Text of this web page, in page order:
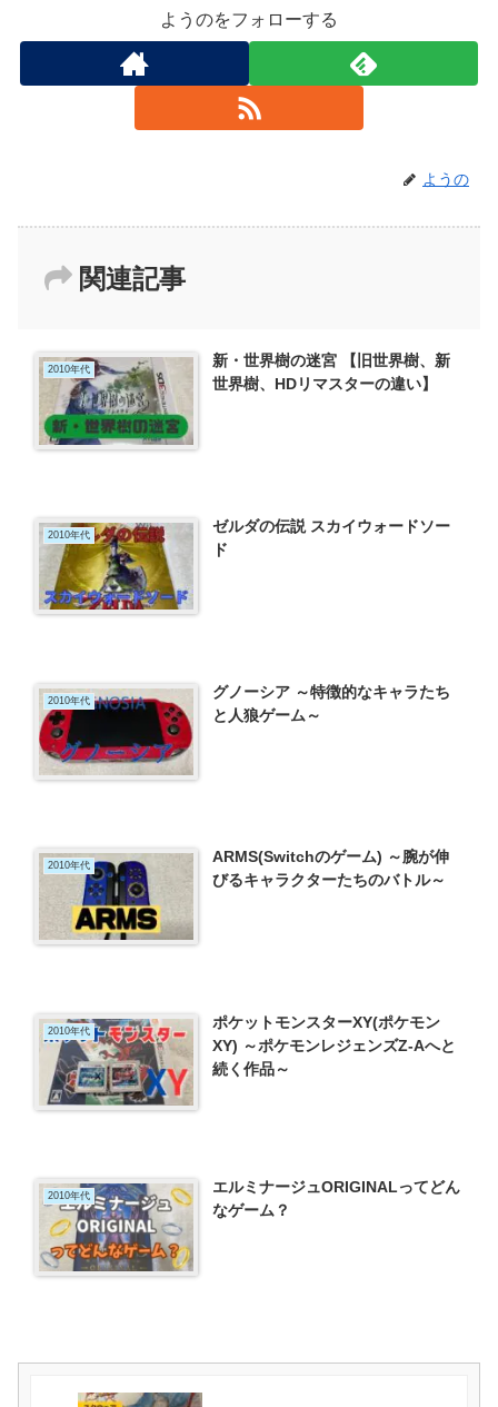
ようのをフォローする
ようの
関連記事
2010年代
新・世界樹の迷宮 【旧世界樹、新
世界樹、HDリマスターの違い】
2010年代
ゼルダの伝説 スカイウォードソー
ド
2010年代
グノーシア ～特徴的なキャラたち
と人狼ゲーム～
2010年代
ARMS(Switchのゲーム) ～腕が伸
びるキャラクターたちのバトル～
2010年代
ポケットモンスターXY(ポケモン
XY) ～ポケモンレジェンズZ-Aへと
続く作品～
2010年代
エルミナージュORIGINALってどん
なゲーム？